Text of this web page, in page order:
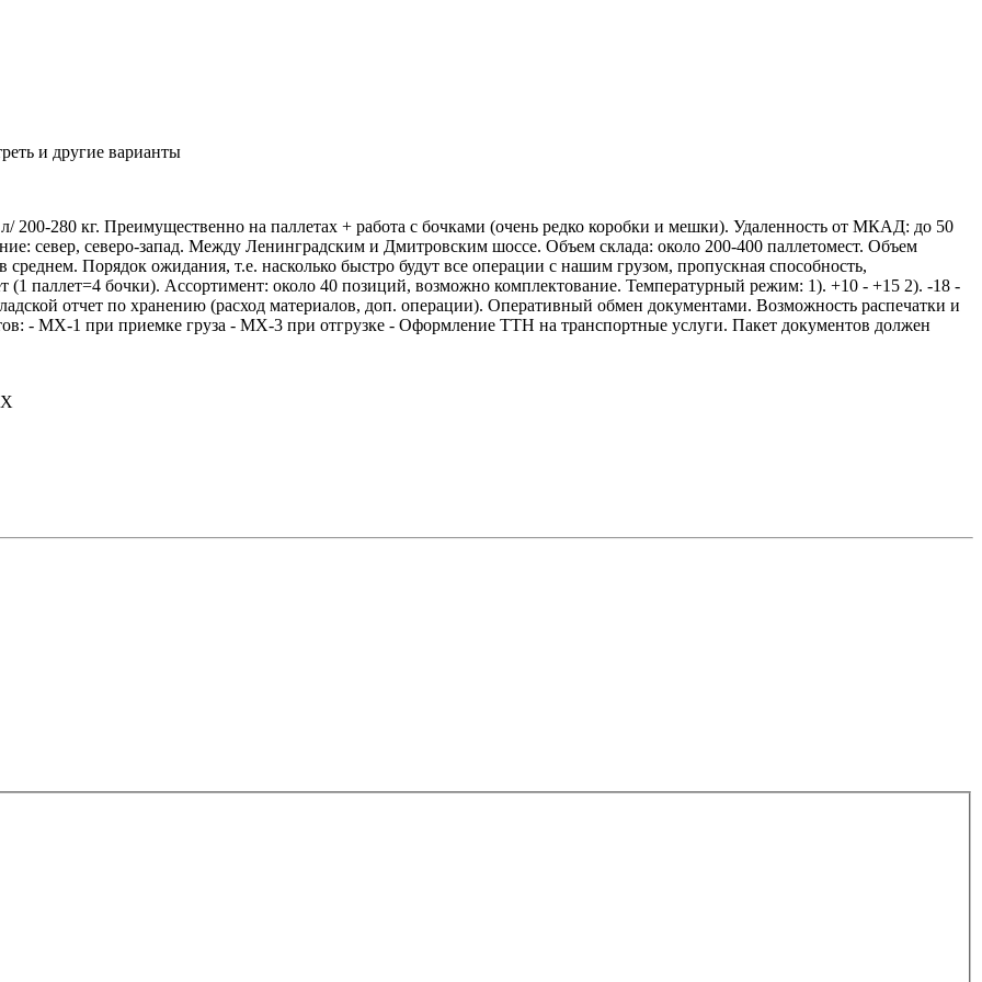
и другие варианты
200-280 кг. Преимущественно на паллетах + работа с бочками (очень редко коробки и мешки). Удаленность от МКАД: до 50
север, северо-запад. Между Ленинградским и Дмитровским шоссе. Объем склада: около 200-400 паллетомест. Объем
Порядок ожидания, т.е. насколько быстро будут все операции с нашим грузом, пропускная способность,
(1 паллет=4 бочки). Ассортимент: около 40 позиций, возможно комплектование. Температурный режим: 1). +10 - +15 2). -18 -
отчет по хранению (расход материалов, доп. операции). Оперативный обмен документами. Возможность распечатки и
- МХ-1 при приемке груза - МХ-3 при отгрузке - Оформление ТТН на транспортные услуги. Пакет документов должен